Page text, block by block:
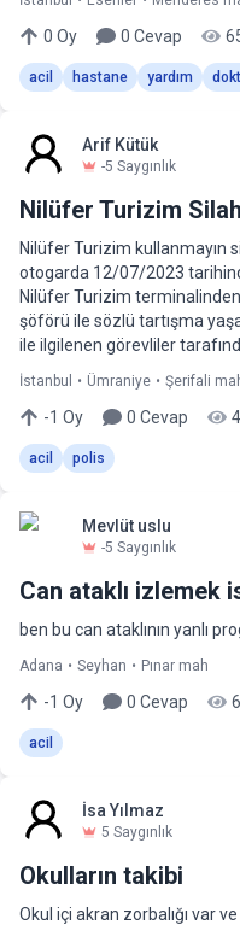
0 Oy 0 Cevap
acil hastane yardım
Arif Kütük
-5 Saygınlık
Nilüfer Turizim
Nilüfer Turizim kullanmayın
otogarda 12/07/2023
Nilüfer Turizim
şöförü ile sözlü tartışma
ile ilgilenen görevliler
İstanbul • Ümraniye • Şerifali
-1 Oy 0 Cevap
acil polis
Mevlüt uslu
-5 Saygınlık
Can ataklı izlemek
ben bu can ataklının yanlı
Adana • Seyhan • Pınar mah
-1 Oy 0 Cevap
acil
İsa Yılmaz
5 Saygınlık
Okulların takibi
Okul içi akran zorbalığı var